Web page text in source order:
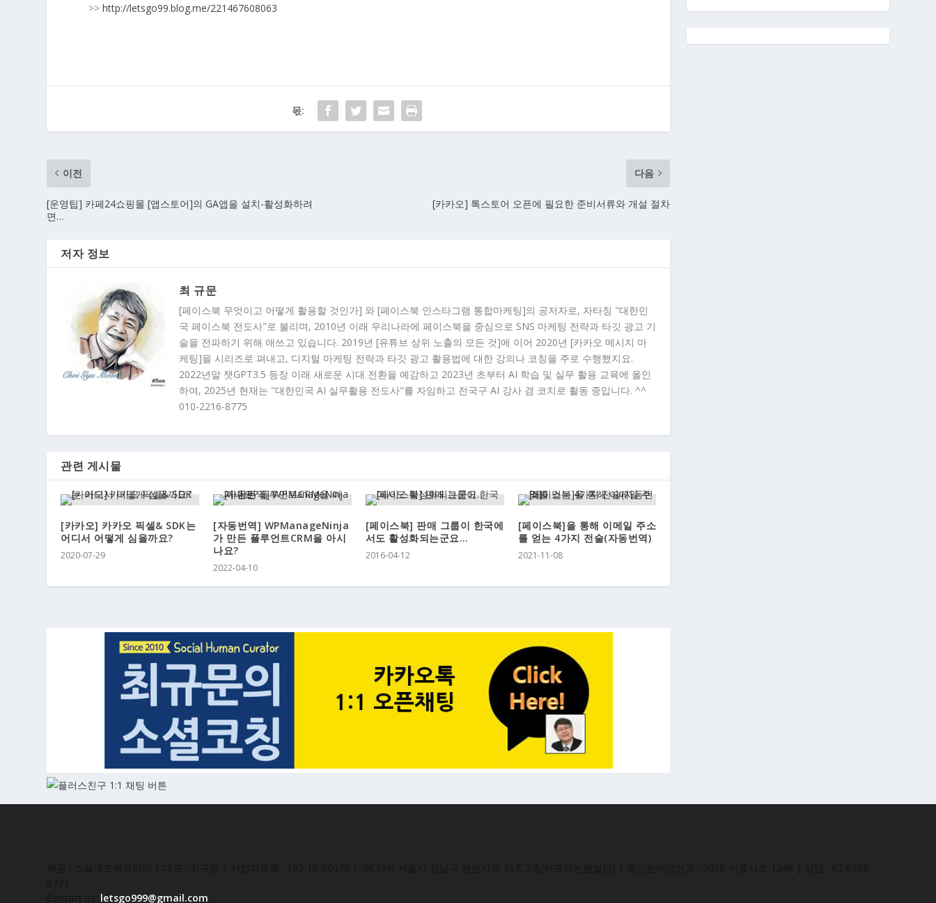
>>http://letsgo99.blog.me/221467608063
몫:
이전
[운영팁] 카페24쇼핑몰 [앱스토어]의 GA앱을 설치-활성화하려
면…
다음
[카카오] 톡스토어 오픈에 필요한 준비서류와 개설 절차
저자 정보
최 규문
[페이스북 무엇이고 어떻게 활용할 것인가] 와 [페이스북 인스타그램 통합마케팅]의 공저자로, 자타칭 "대한민
국 페이스북 전도사"로 불리며, 2010년 이래 우리나라에 페이스북을 중심으로 SNS 마케팅 전략과 타깃 광고 기
술을 전파하기 위해 애쓰고 있습니다. 2019년 [유튜브 상위 노출의 모든 것]에 이어 2020년 [카카오 메시지 마
케팅]을 시리즈로 펴내고, 디지털 마케팅 전략과 타깃 광고 활용법에 대한 강의나 코칭을 주로 수행했지요.
2022년말 챗GPT3.5 등장 이래 새로운 시대 전환을 예감하고 2023년 초부터 AI 학습 및 실무 활용 교육에 올인
하여, 2025년 현재는 "대한민국 AI 실무활용 전도사"를 자임하고 전국구 AI 강사 겸 코치로 활동 중입니다. ^^
010-2216-8775
관련 게시물
[카카오] 카카오 픽셀& SDK는
어디서 어떻게 심을까요?
2020-07-29
[자동번역] WPManageNinja
가 만든 플루언트CRM을 아시
나요?
2022-04-10
[페이스북] 판매 그룹이 한국에
서도 활성화되는군요…
2016-04-12
[페이스북]을 통해 이메일 주소
를 얻는 4가지 전술(자동번역)
2021-11-08
letsgo999@gmail.com